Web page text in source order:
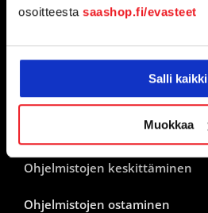
osoitteesta saashop.fi/evasteet
Salli kaikki
Muokkaa
Ohjelmistoneuvonta
Ota yhteyttä
Ohjelmistojen keskittäminen
Ohjelmistojen ostaminen